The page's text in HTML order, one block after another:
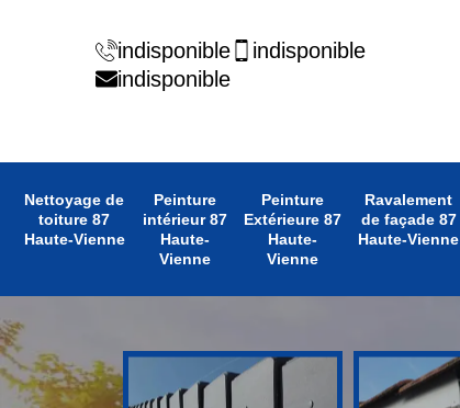
indisponible
indisponible
indisponible
Nettoyage de
toiture 87
Haute-Vienne
Peinture
intérieur 87
Haute-
Vienne
Peinture
Extérieure 87
Haute-
Vienne
Ravalement
de façade 87
Haute-Vienne